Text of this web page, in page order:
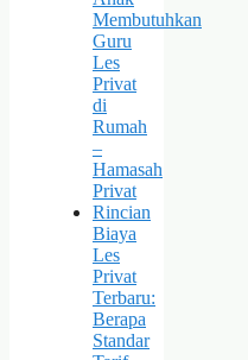
Membutuhkan
Guru
Les
Privat
di
Rumah
–
Hamasah
Privat
Rincian
Biaya
Les
Privat
Terbaru:
Berapa
Standar